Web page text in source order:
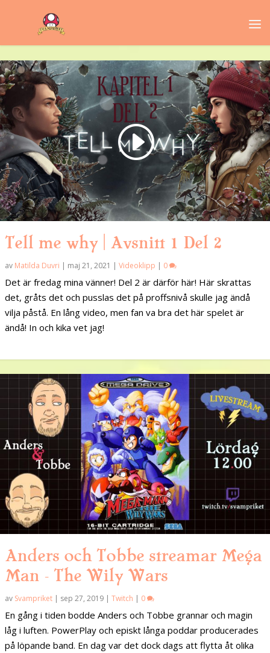
Tell me why | Avsnitt 1 Del 2
av Matilda Duvri | maj 21, 2021 | Videoklipp | 0
Det är fredag mina vänner! Del 2 är därför här! Här skrattas
det, gråts det och pusslas det på proffsnivå skulle jag ändå
vilja påstå. En lång video, men fan va bra det här spelet är
ändå! In och kika vet jag!
Anders och Tobbe streamar Mega
Man – The Wily Wars
av Svampriket | sep 27, 2019 | Twitch | 0
En gång i tiden bodde Anders och Tobbe grannar och magin
låg i luften. PowerPlay och episkt långa poddar producerades
på löpande band. En dag var det dock dags att flytta åt olika